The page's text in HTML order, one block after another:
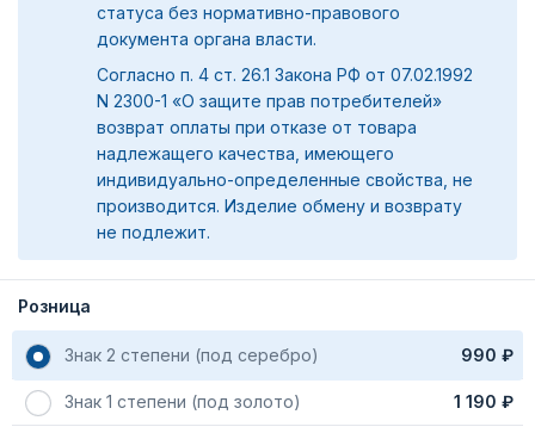
статуса без нормативно-правового
документа органа власти.
Согласно п. 4 ст. 26.1 Закона РФ от 07.02.1992
N 2300-1 «О защите прав потребителей»
возврат оплаты при отказе от товара
надлежащего качества, имеющего
индивидуально-определенные свойства, не
производится. Изделие обмену и возврату
не подлежит.
Розница
Знак 2 степени (под серебро) 990 ₽
Знак 1 степени (под золото) 1 190 ₽